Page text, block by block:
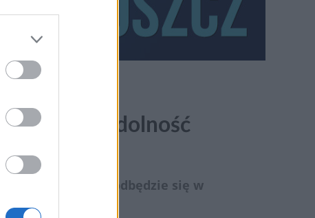
– Niewydolność
Wydarzenie odbędzie się w